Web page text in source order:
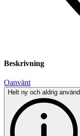
Beskrivning
Oanvänt
Helt ny och aldrig använd